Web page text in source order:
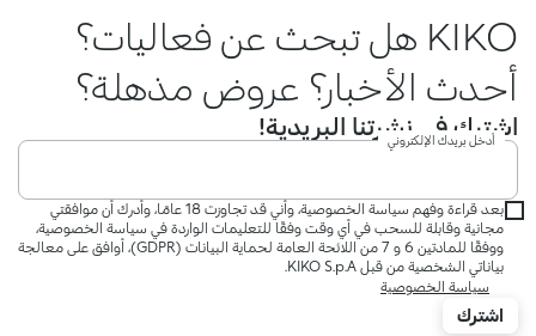
KIKO هل تبحث عن فعاليات؟
أحدث الأخبار؟ عروض مذهلة؟
اشترك في نشرتنا البريدية!
أدخل بريدك الإلكتروني
بعد قراءة وفهم سياسة الخصوصية، وأني قد تجاوزت 18 عامًا، وأدرك أن موافقتي
مجانية وقابلة للسحب في أي وقت وفقًا للتعليمات الواردة في سياسة الخصوصية،
ووفقًا للمادتين 6 و 7 من اللائحة العامة لحماية البيانات (GDPR)، أوافق على معالجة
بياناتي الشخصية من قبل KIKO S.p.A.
سياسة الخصوصية
اشترك